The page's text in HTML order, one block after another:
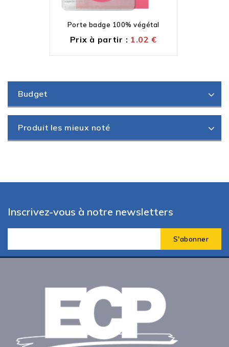
Porte badge 100% végétal
Prix à partir : 1.02€
Budget
Produit les mieux noté
Inscrivez-vous à notre newsletters